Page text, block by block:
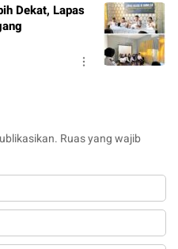
Dekat, Lapas
Ruas yang wajib